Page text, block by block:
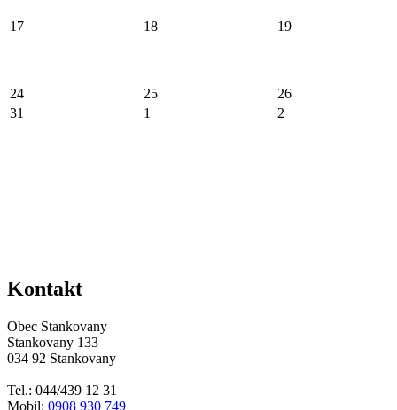
17 18 19
24 25
26
31
1 2
Kontakt
Obec Stankovany
Stankovany 133
034 92 Stankovany
Tel.: 044/439 12 31
Mobil: 0908 930 749